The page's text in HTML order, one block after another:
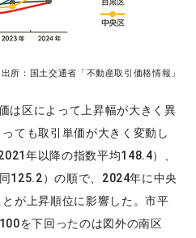
所：国土交通省「不動産取引価格情報」
は区によって上昇幅が大きく異
ても取引単価が大きく変動し
年以降の指数平均148.4）、
125.2）の順で、2024年に中央
が上昇順位に影響した。市平
を下回ったのは図外の南区